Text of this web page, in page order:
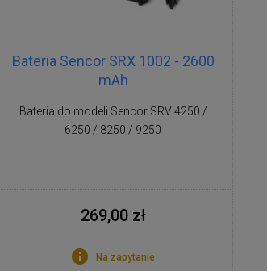
Bateria Sencor SRX 1002 - 2600
mAh
Bateria do modeli Sencor SRV 4250 /
6250 / 8250 / 9250
269,00 zł
Na zapytanie